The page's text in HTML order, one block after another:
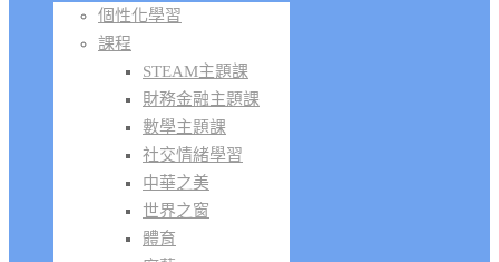
個性化學習
課程
STEAM主題課
財務金融主題課
數學主題課
社交情緒學習
中華之美
世界之窗
體育